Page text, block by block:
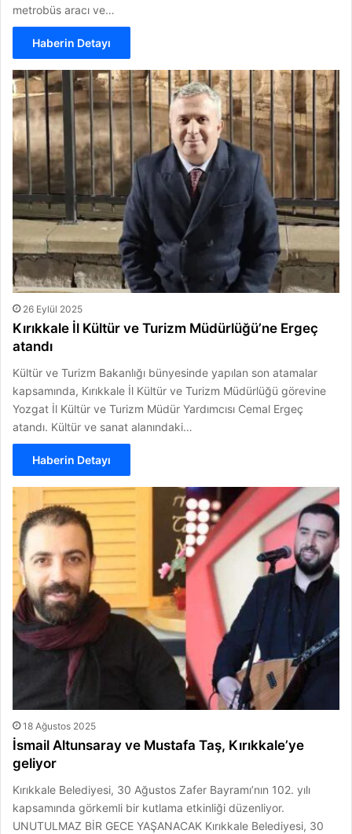
metrobüs aracı ve…
Haberin Detayı
26 Eylül 2025
Kırıkkale İl Kültür ve Turizm Müdürlüğü’ne Ergeç
atandı
Kültür ve Turizm Bakanlığı bünyesinde yapılan son atamalar
kapsamında, Kırıkkale İl Kültür ve Turizm Müdürlüğü görevine
Yozgat İl Kültür ve Turizm Müdür Yardımcısı Cemal Ergeç
atandı. Kültür ve sanat alanındaki…
Haberin Detayı
18 Ağustos 2025
İsmail Altunsaray ve Mustafa Taş, Kırıkkale’ye
geliyor
Kırıkkale Belediyesi, 30 Ağustos Zafer Bayramı’nın 102. yılı
kapsamında görkemli bir kutlama etkinliği düzenliyor.
UNUTULMAZ BİR GECE YAŞANACAK Kırıkkale Belediyesi, 30